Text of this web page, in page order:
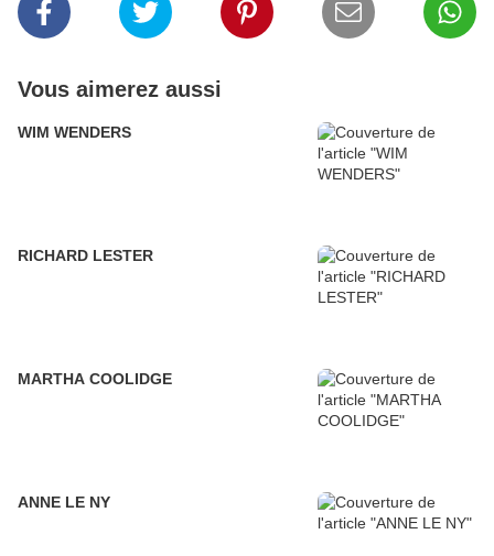
Vous aimerez aussi
WIM WENDERS
RICHARD LESTER
MARTHA COOLIDGE
ANNE LE NY